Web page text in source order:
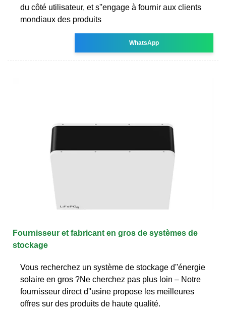
du côté utilisateur, et s''engage à fournir aux clients
mondiaux des produits
WhatsApp
Fournisseur et fabricant en gros de systèmes de
stockage
Vous recherchez un système de stockage d''énergie
solaire en gros ?Ne cherchez pas plus loin – Notre
fournisseur direct d''usine propose les meilleures
offres sur des produits de haute qualité.